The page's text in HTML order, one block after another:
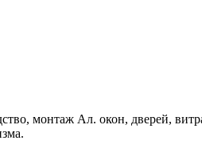
монтаж Ал. окон, дверей,